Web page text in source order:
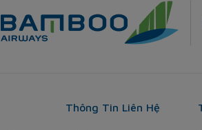
Thông Tin Liên Hệ